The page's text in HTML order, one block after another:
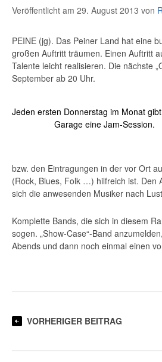
Veröffentlicht am 29. August 2013 von
PEINE (jg). Das Peiner Land hat eine
großen Auftritt träumen. Einen Auftritt
Talente leicht realisieren. Die nächste
September ab 20 Uhr.
Jeden ersten Donnerstag im Monat
Garage eine Jam-Session.
bzw. den Eintragungen in der vor Ort
(Rock, Blues, Folk …) hilfreich ist. Den
sich die anwesenden Musiker nach
Komplette Bands, die sich in diesem
sogen. „Show-Case“-Band
Abends und dann noch einmal einen
VORHERIGER BEITRAG